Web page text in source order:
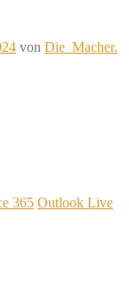
von Die_Macher.
365 Outlook Live